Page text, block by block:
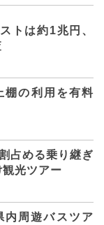
トは約1兆円、
棚の利用を有料
占める乗り継ぎ
光ツアー
内周遊バスツア